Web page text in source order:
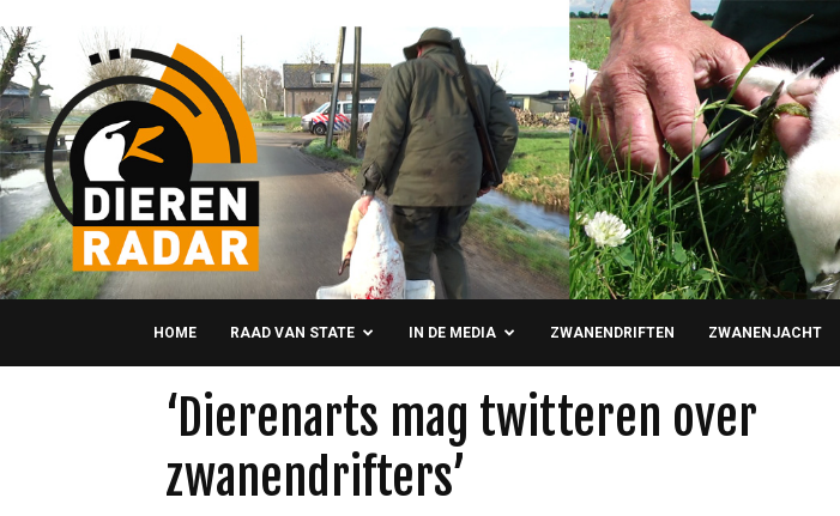
HOME RAAD VAN STATE IN DE MEDIA ZWANENDRIFTEN ZWANENJACHT
‘Dierenarts mag twitteren over
zwanendrifters’